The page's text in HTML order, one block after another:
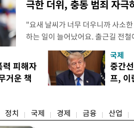
극한 더위, 충동 범죄 자극
"요새 날씨가 너무 더우니까 사소
하는 일이 늘어났어요. 출근길 전
거나, 누가 길을 막고 서 있으면 짜
(40대 직장인 A씨) 유례없는 폭염
에도 쉽게 짜증을 내거나 감정적으
있다. 높은 기온과 습도가 불쾌감과
피해자
거운 책
국제
중간
프, 이
정치 국제 경제 금융 산업